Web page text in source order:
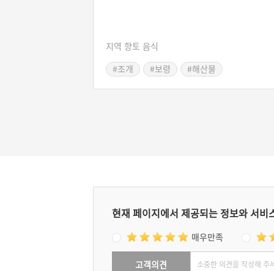
지역 향토 음식
#조개
#보령
#해산물
현재 페이지에서 제공되는 정보와 서비
매우만족
고객의견